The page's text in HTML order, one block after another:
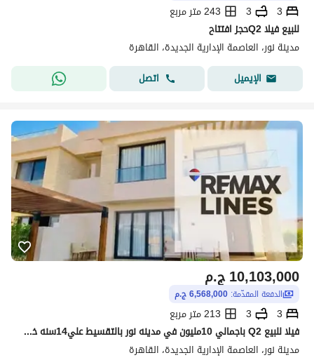
3
3
243 متر مربع
للبيع فيلا Q2حجز افتتاح
مدينة نور، العاصمة الإدارية الجديدة، القاهرة
الإيميل
اتصل
ج.م10,103,000
الدفعة المقدّمة: 6,568,000 ج.م
3
3
213 متر مربع
فيلا للبيع Q2 باجمالي 10مليون في مدينه نور بالتقسيط علي14سنه خطوتين من نالنادي و السنترال بارك قريب من البوابه الرئيسيه ( اول اسمارات ستي متكامله )
مدينة نور، العاصمة الإدارية الجديدة، القاهرة